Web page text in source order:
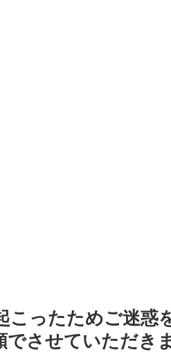
こったためご迷惑
でさせていただき